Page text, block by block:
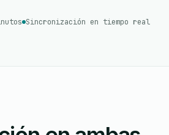
Sincronización en tiempo real